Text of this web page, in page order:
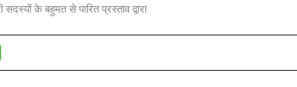
के बहुमत से पारित प्रस्ताव द्वारा